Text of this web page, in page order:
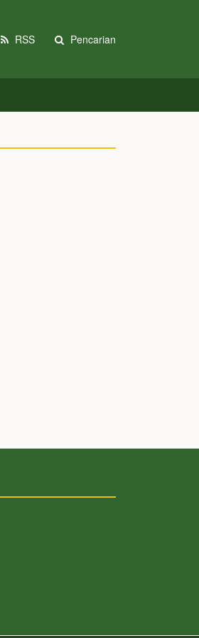
RSS Pencarian